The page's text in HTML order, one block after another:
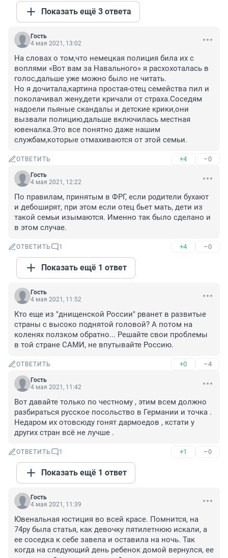
Показать ещё 3 ответа
Гость
4 мая 2021, 13:02
На словах о том,что немецкая полиция била их с
воплями «Вот вам за Навального» я расхохоталась в
голос,дальше уже можно было не читать.
Но я дочитала,картина простая-отец семейства пил и
поколачивал жену,дети кричали от страха.Соседям
надоели пьяные скандалы и детские крики,они
вызвали полицию,дальше включилась местная
ювеналка.Это все понятно даже нашим
службам,которые отмахиваются от этой семьи.
ОТВЕТИТЬ +4 –0
Гость
4 мая 2021, 12:22
По правилам, принятым в ФРГ, если родители бухают
и дебоширят, при этом если отец бьет мать, дети из
такой семьи изымаются. Именно так было сделано и
в этом случае.
ОТВЕТИТЬ 1 +4 –0
Показать ещё 1 ответ
Гость
4 мая 2021, 11:52
Кто еще из "днищенской России" рванет в развитые
страны с высоко поднятой головой? А потом на
коленях ползком обратно... Решайте свои проблемы
в той стране САМИ, не впутывайте Россию.
ОТВЕТИТЬ +0 –4
Гость
4 мая 2021, 11:42
Вот давайте только по честному , этим всем должно
разбираться русское посольство в Германии и точка .
Недаром их отовсюду гонят дармоедов , кстати у
других стран всё не лучше .
ОТВЕТИТЬ 1 +1 –0
Показать ещё 1 ответ
Гость
4 мая 2021, 11:39
Ювенальная юстиция во всей красе. Помнится, на
74ру была статья, как девочку пятилетнюю искали, а
ее соседка к себе завела и оставила на ночь. Так
когда на следующий день ребенок домой вернулся, ее